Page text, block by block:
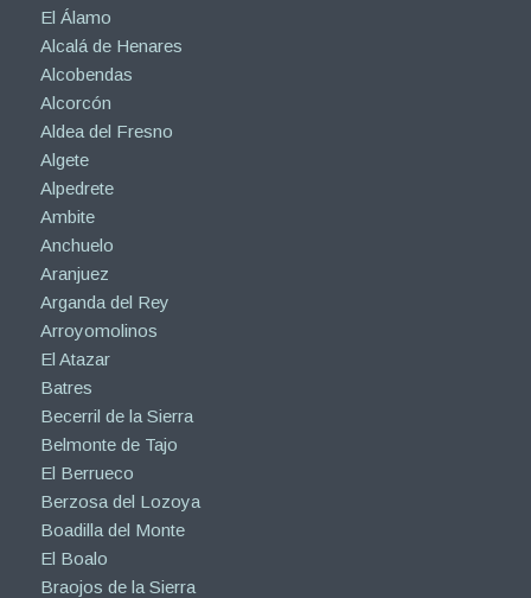
El Álamo
Alcalá de Henares
Alcobendas
Alcorcón
Aldea del Fresno
Algete
Alpedrete
Ambite
Anchuelo
Aranjuez
Arganda del Rey
Arroyomolinos
El Atazar
Batres
Becerril de la Sierra
Belmonte de Tajo
El Berrueco
Berzosa del Lozoya
Boadilla del Monte
El Boalo
Braojos de la Sierra